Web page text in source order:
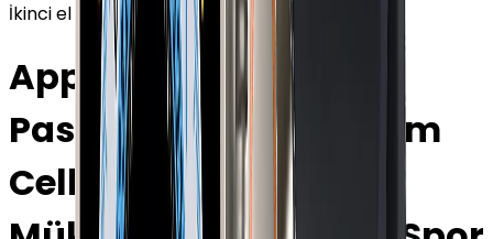
İkinci el
Apple Watch Series 9
Paslanmaz Çelik 45mm
Cellular Gümüş